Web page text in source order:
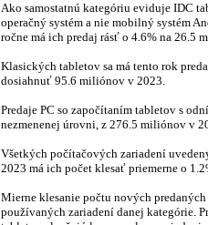
Ako samostatnú kategóriu eviduje IDC
operačný systém a nie mobilný systém
ročne má ich predaj rásť o 4.6% na 26.5
Klasických tabletov sa má tento rok
dosiahnuť 95.6 miliónov v 2023.
Predaje PC so započítaním tabletov s
nezmenenej úrovni, z 276.5 miliónov v
Všetkých počítačových zariadení
2023 má ich počet klesať priemerne o
Mierne klesanie počtu nových
používaných zariadení danej kategórie.